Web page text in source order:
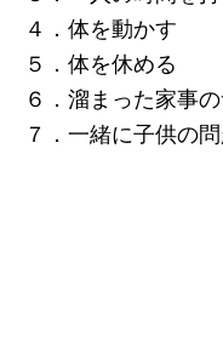
４．体を動かす
５．体を休める
６．溜まった家事
７．一緒に子供の